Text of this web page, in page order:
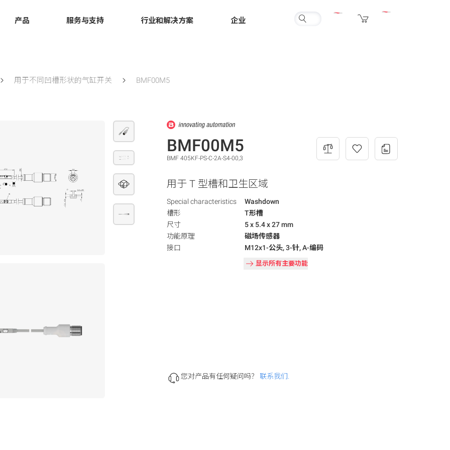
产品 服务与支持 行业和解决方案 企业
用于不同凹槽形状的气缸开关 BMF00M5
BMF00M5
BMF 405KF-PS-C-2A-S4-00,3
用于 T 型槽和卫生区域
Special characteristics
Washdown
槽形
T形槽
尺寸
5 x 5.4 x 27 mm
功能原理
磁场传感器
接口
M12x1-公头, 3-针, A-编码
显示所有主要功能
您对产品有任何疑问吗？ 联系我们.